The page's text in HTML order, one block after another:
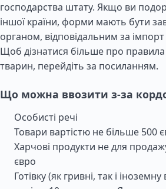
господарства штату. Якщо ви
іншої країни, форми мають бути
органом, відповідальним за
Щоб дізнатися більше про
тварин, перейдіть за посиланням.
Що можна ввозити з-за
Особисті речі
Товари вартістю не більше 500
Харчові продукти не для
євро
Готівку (як гривні, так і